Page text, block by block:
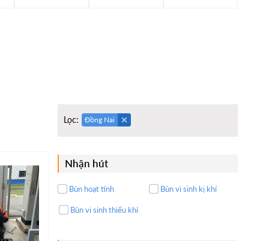
Lọc: Đồng Nai
Nhận hút
Bùn hoạt tính Bùn vi sinh kị khí
Bùn vi sinh thiếu khí